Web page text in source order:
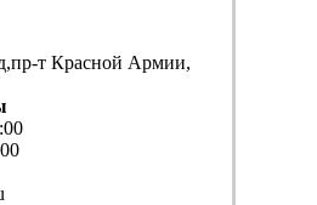
т Красной Армии,